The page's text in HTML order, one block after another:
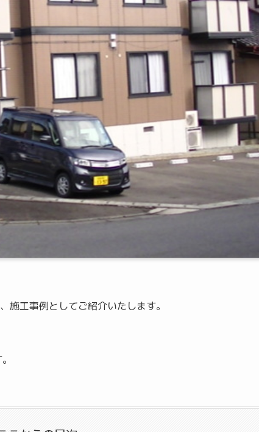
工事例としてご紹介いたします。